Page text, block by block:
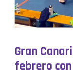
Gran
febrero